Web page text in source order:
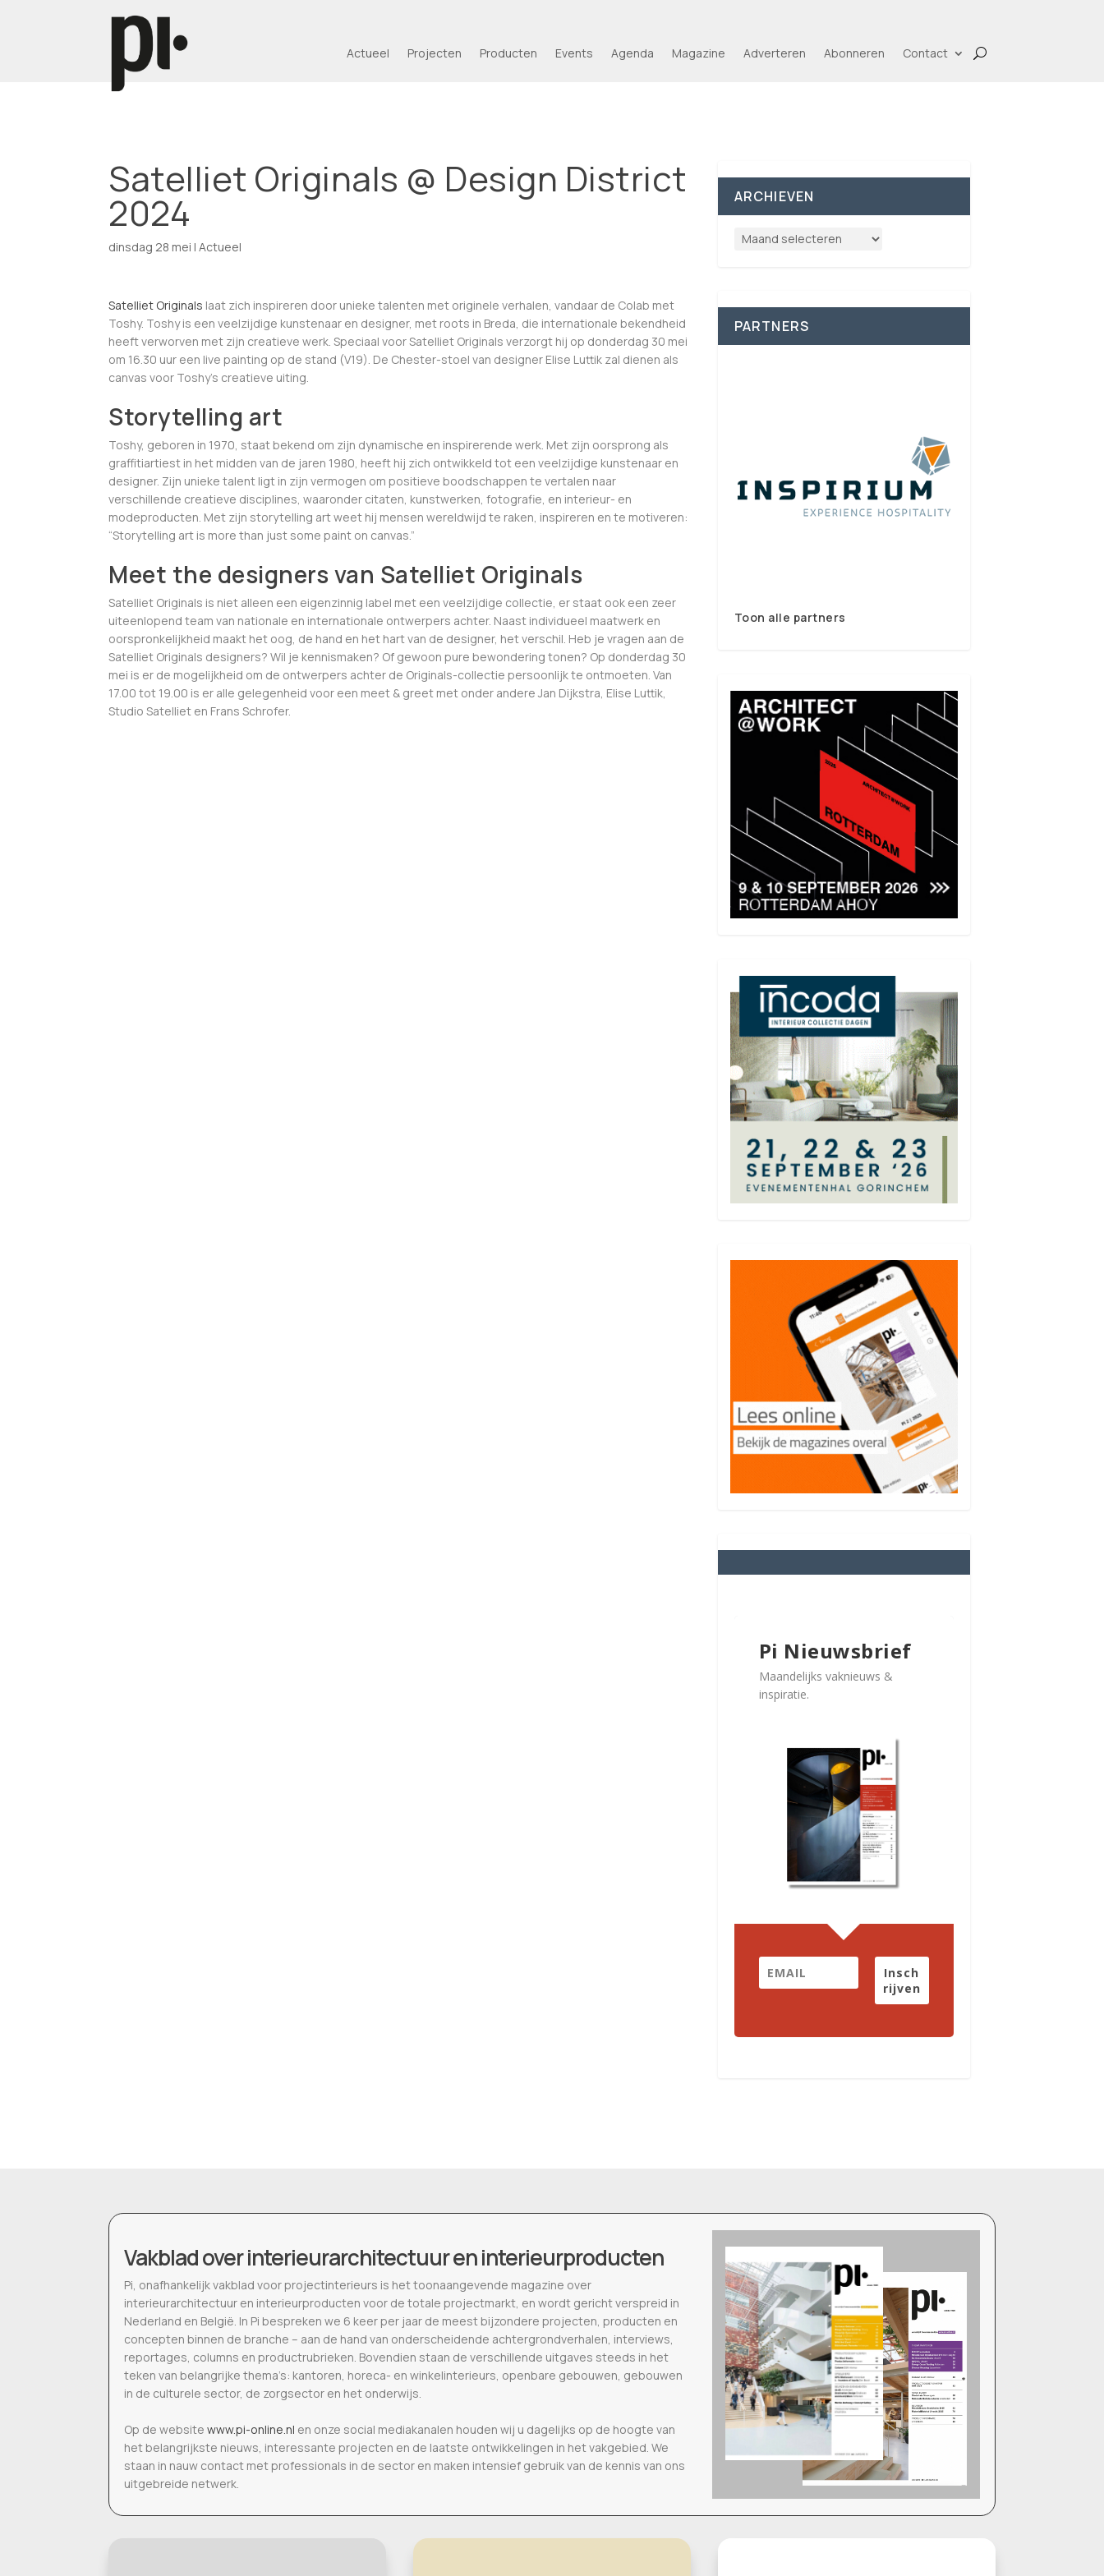
Actueel Projecten Producten Events Agenda Magazine Adverteren Abonneren Contact
Satelliet Originals @ Design District
2024
dinsdag 28 mei | Actueel
Satelliet Originals laat zich inspireren door unieke talenten met originele verhalen, vandaar de Colab met
Toshy. Toshy is een veelzijdige kunstenaar en designer, met roots in Breda, die internationale bekendheid
heeft verworven met zijn creatieve werk. Speciaal voor Satelliet Originals verzorgt hij op donderdag 30 mei
om 16.30 uur een live painting op de stand (V19). De Chester-stoel van designer Elise Luttik zal dienen als
canvas voor Toshy’s creatieve uiting.
Storytelling art
Toshy, geboren in 1970, staat bekend om zijn dynamische en inspirerende werk. Met zijn oorsprong als
graffitiartiest in het midden van de jaren 1980, heeft hij zich ontwikkeld tot een veelzijdige kunstenaar en
designer. Zijn unieke talent ligt in zijn vermogen om positieve boodschappen te vertalen naar
verschillende creatieve disciplines, waaronder citaten, kunstwerken, fotografie, en interieur- en
modeproducten. Met zijn storytelling art weet hij mensen wereldwijd te raken, inspireren en te motiveren:
“Storytelling art is more than just some paint on canvas.”
Meet the designers van Satelliet Originals
Satelliet Originals is niet alleen een eigenzinnig label met een veelzijdige collectie, er staat ook een zeer
uiteenlopend team van nationale en internationale ontwerpers achter. Naast individueel maatwerk en
oorspronkelijkheid maakt het oog, de hand en het hart van de designer, het verschil. Heb je vragen aan de
Satelliet Originals designers? Wil je kennismaken? Of gewoon pure bewondering tonen? Op donderdag 30
mei is er de mogelijkheid om de ontwerpers achter de Originals-collectie persoonlijk te ontmoeten. Van
17.00 tot 19.00 is er alle gelegenheid voor een meet & greet met onder andere Jan Dijkstra, Elise Luttik,
Studio Satelliet en Frans Schrofer.
ARCHIEVEN
PARTNERS
Toon alle partners
Pi Nieuwsbrief
Maandelijks vaknieuws &
inspiratie.
Insch
rijven
Vakblad over interieurarchitectuur en interieurproducten
Pi, onafhankelijk vakblad voor projectinterieurs is het toonaangevende magazine over
interieurarchitectuur en interieurproducten voor de totale projectmarkt, en wordt gericht verspreid in
Nederland en België. In Pi bespreken we 6 keer per jaar de meest bijzondere projecten, producten en
concepten binnen de branche – aan de hand van onderscheidende achtergrondverhalen, interviews,
reportages, columns en productrubrieken. Bovendien staan de verschillende uitgaves steeds in het
teken van belangrijke thema’s: kantoren, horeca- en winkelinterieurs, openbare gebouwen, gebouwen
in de culturele sector, de zorgsector en het onderwijs.
Op de website www.pi-online.nl en onze social mediakanalen houden wij u dagelijks op de hoogte van
het belangrijkste nieuws, interessante projecten en de laatste ontwikkelingen in het vakgebied. We
staan in nauw contact met professionals in de sector en maken intensief gebruik van de kennis van ons
uitgebreide netwerk.